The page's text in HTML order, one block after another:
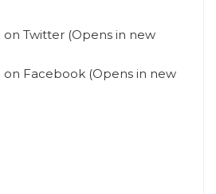
on Twitter (Opens in new
on Facebook (Opens in new